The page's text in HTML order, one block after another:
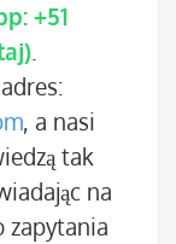
+51
, a nasi
tak
na
zapytania